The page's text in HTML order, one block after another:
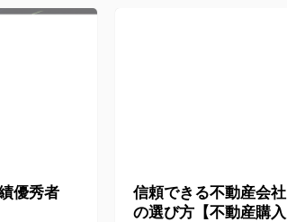
優秀者
信頼できる不動産会社
の選び方【不動産購入